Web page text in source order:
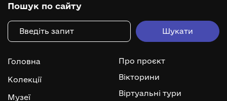
Пошук по сайту
Головна
Колекції
Музеї
Про проєкт
Вікторини
Віртуальні тури